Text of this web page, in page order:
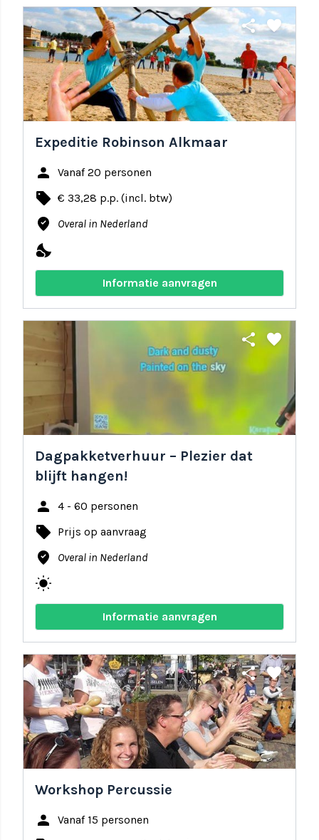
share favorite
Expeditie Robinson Alkmaar
person Vanaf 20 personen
local_offer € 33,28 p.p. (incl. btw)
where_to_vote Overal in Nederland
nights_stay
Informatie aanvragen
share favorite
Dagpakketverhuur – Plezier dat
blijft hangen!
person 4 - 60 personen
local_offer Prijs op aanvraag
where_to_vote Overal in Nederland
wb_sunny
Informatie aanvragen
share favorite
Workshop Percussie
person Vanaf 15 personen